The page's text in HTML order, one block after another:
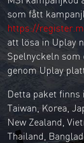
som fått
https://
att lösa in Uplay
Spelnyckeln
genom Uplay
Detta paket finns
Taiwan, Korea,
New Zealand,
Thailand,